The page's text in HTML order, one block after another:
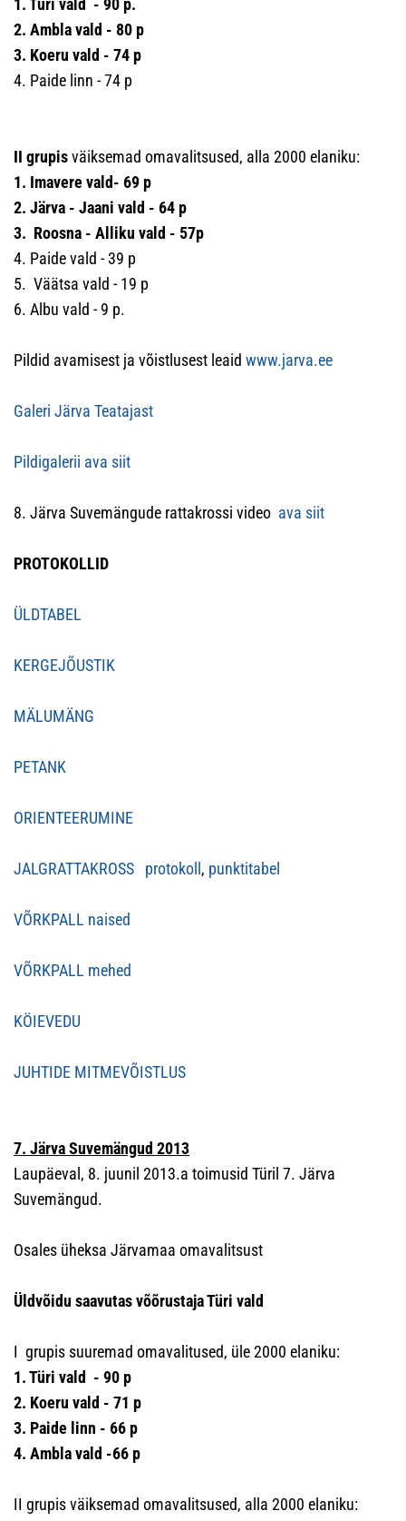
1. Türi vald - 90 p.
2. Ambla vald - 80 p
3. Koeru vald - 74 p
4. Paide linn - 74 p
II grupisväiksemad omavalitsused, alla 2000 elaniku:
1. Imavere vald- 69 p
2. Järva - Jaani vald - 64 p
3. Roosna - Alliku vald - 57p
4. Paide vald - 39 p
5. Väätsa vald - 19 p
6. Albu vald - 9 p.
Pildid avamisest ja võistlusest leaid www.jarva.ee
Galeri Järva Teatajast
Pildigalerii ava siit
8. Järva Suvemängude rattakrossi video ava siit
PROTOKOLLID
ÜLDTABEL
KERGEJÕUSTIK
MÄLUMÄNG
PETANK
ORIENTEERUMINE
JALGRATTAKROSS protokoll , punktitabel
VÕRKPALL naised
VÕRKPALL mehed
KÖIEVEDU
JUHTIDE MITMEVÕISTLUS
7. Järva Suvemängud 2013
Laupäeval, 8. juunil 2013.a toimusid Türil 7. Järva
Suvemängud.
Osales üheksa Järvamaa omavalitsust
Üldvõidu saavutas võõrustaja Türi vald
I grupis suuremad omavalitused, üle 2000 elaniku:
1. Türi vald - 90 p
2. Koeru vald - 71 p
3. Paide linn - 66 p
4. Ambla vald -66 p
II grupis väiksemad omavalitsused, alla 2000 elaniku: